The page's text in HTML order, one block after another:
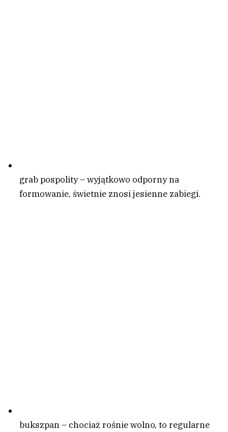
grab pospolity – wyjątkowo odporny na
formowanie, świetnie znosi jesienne zabiegi.
bukszpan – chociaż rośnie wolno, to regularne